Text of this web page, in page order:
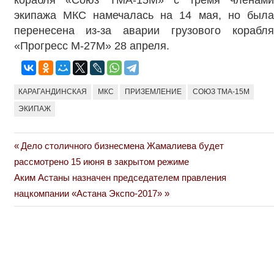
экипажа МКС намечалась на 14 мая, но была
перенесена из-за аварии грузового корабля
«Прогресс М-27М» 28 апреля.
КАРАГАНДИНСКАЯ МКС ПРИЗЕМЛЕНИЕ СОЮЗ ТМА-15М
ЭКИПАЖ
Навигация
по
записям
Previous
Post:
Дело столичного бизнесмена Жамалиева будет
рассмотрено 15 июня в закрытом режиме
Next
Post:
Аким Астаны назначен председателем правления
нацкомпании «Астана Экспо-2017»